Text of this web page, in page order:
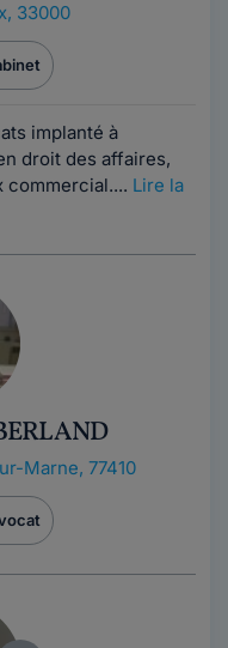
33000
implanté à
droit des affaires,
Lire la
Marne, 77410